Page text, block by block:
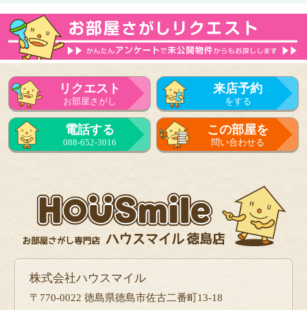
リクエスト
お部屋さがし
来店予約
をする
電話する
088-652-3016
この部屋を
問い合わせる
株式会社ハウスマイル
〒770-0022 徳島県徳島市佐古二番町13-18